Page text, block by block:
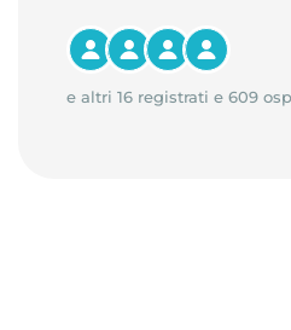
e altri 16 registrati e 609